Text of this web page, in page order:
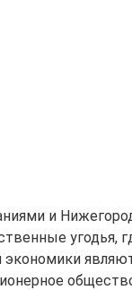
и
угодья,
экономики